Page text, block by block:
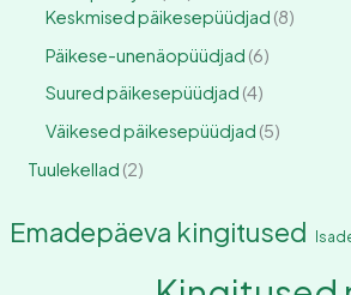
Keskmised päikesepüüdjad 8
Päikese-unenäopüüdjad 6
Suured päikesepüüdjad 4
Väikesed päikesepüüdjad 5
Tuulekellad 2
Emadepäeva kingitused